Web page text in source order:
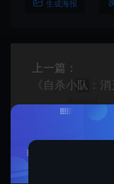
生成海报
上一篇：